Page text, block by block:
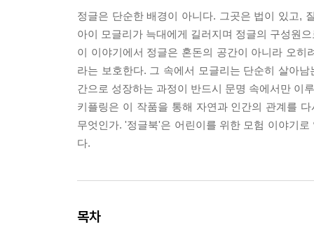
정글은 단순한 배경이 아니다. 그곳은 법이 있고,
아이 모글리가 늑대에게 길러지며 정글의 구성원
이 이야기에서 정글은 혼돈의 공간이 아니라 오
라는 보호한다. 그 속에서 모글리는 단순히 살아
간으로 성장하는 과정이 반드시 문명 속에서만 이
키플링은 이 작품을 통해 자연과 인간의 관계를
무엇인가. '정글북'은 어린이를 위한 모험 이야기
다.
목차